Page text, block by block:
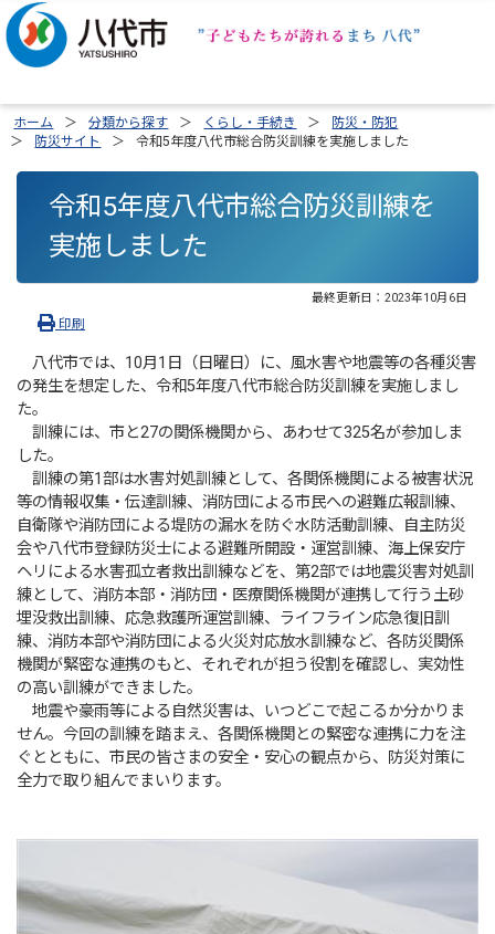
ホーム 分類から探す くらし・手続き
防災・防犯
防災サイト
令和5年度八代市総合防災訓練を実施しました
令和5年度八代市総合防災訓練を
実施しました
最終更新日： 2023年10月6日
印刷
八代市では、10月1日（日曜日）に、風水害や地震等の各種災害
の発生を想定した、令和5年度八代市総合防災訓練を実施しまし
た。
訓練には、市と27の関係機関から、あわせて325名が参加しま
した。
訓練の第1部は水害対処訓練として、各関係機関による被害状況
等の情報収集・伝達訓練、消防団による市民への避難広報訓練、
自衛隊や消防団による堤防の漏水を防ぐ水防活動訓練、自主防災
会や八代市登録防災士による避難所開設・運営訓練、海上保安庁
ヘリによる水害孤立者救出訓練などを、第2部では地震災害対処訓
練として、消防本部・消防団・医療関係機関が連携して行う土砂
埋没救出訓練、応急救護所運営訓練、ライフライン応急復旧訓
練、消防本部や消防団による火災対応放水訓練など、各防災関係
機関が緊密な連携のもと、それぞれが担う役割を確認し、実効性
の高い訓練ができました。
地震や豪雨等による自然災害は、いつどこで起こるか分かりま
せん。今回の訓練を踏まえ、各関係機関との緊密な連携に力を注
ぐとともに、市民の皆さまの安全・安心の観点から、防災対策に
全力で取り組んでまいります。